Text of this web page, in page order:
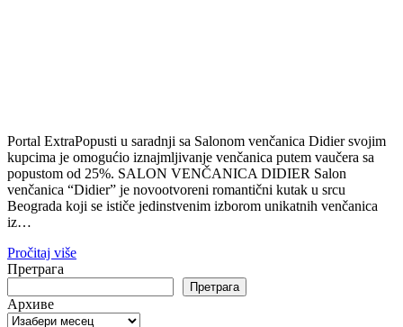
Portal ExtraPopusti u saradnji sa Salonom venčanica Didier svojim
kupcima je omogućio iznajmljivanje venčanica putem vaučera sa
popustom od 25%. SALON VENČANICA DIDIER Salon
venčanica “Didier” je novootvoreni romantični kutak u srcu
Beograda koji se ističe jedinstvenim izborom unikatnih venčanica
iz…
Pročitaj više
Претрага
Претрага
Архиве